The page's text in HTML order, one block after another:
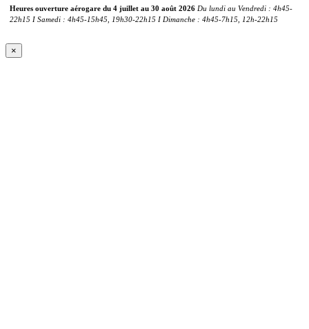
Heures ouverture aérogare du 4 juillet au 30 août 2026 Du lundi au Vendredi : 4h45-
22h15 I Samedi : 4h45-15h45, 19h30-22h15 I Dimanche : 4h45-7h15, 12h-22h15
×